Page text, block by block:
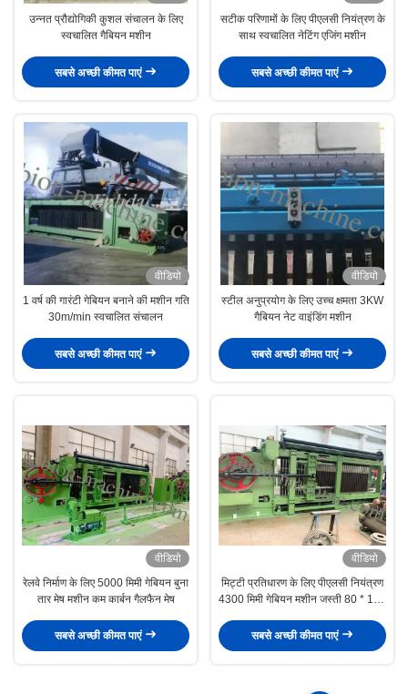
उन्नत प्रौद्योगिकी कुशल संचालन के लिए
स्वचालित गैबियन मशीन
सबसे अच्छी कीमत पाएं
सटीक परिणामों के लिए पीएलसी नियंत्रण के
साथ स्वचालित नेटिंग एजिंग मशीन
सबसे अच्छी कीमत पाएं
वीडियो
1 वर्ष की गारंटी गेबियन बनाने की मशीन गति
30m/min स्वचालित संचालन
सबसे अच्छी कीमत पाएं
वीडियो
स्टील अनुप्रयोग के लिए उच्च क्षमता 3KW
गैबियन नेट वाइंडिंग मशीन
सबसे अच्छी कीमत पाएं
वीडियो
रेलवे निर्माण के लिए 5000 मिमी गेबियन बुना
तार मेष मशीन कम कार्बन गैलफैन मेष
सबसे अच्छी कीमत पाएं
वीडियो
मिट्टी प्रतिधारण के लिए पीएलसी नियंत्रण
4300 मिमी गेबियन मशीन जस्ती 80 * 100
सबसे अच्छी कीमत पाएं